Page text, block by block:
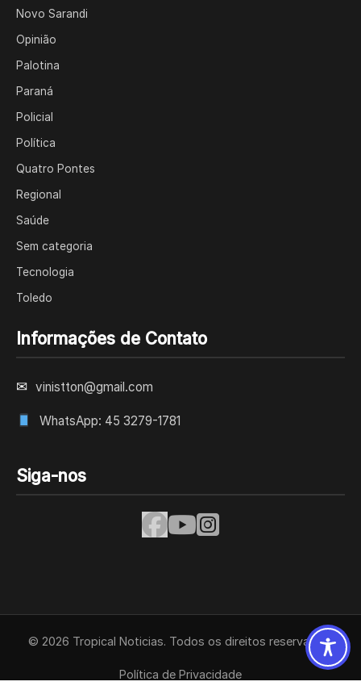
Novo Sarandi
Opinião
Palotina
Paraná
Policial
Política
Quatro Pontes
Regional
Saúde
Sem categoria
Tecnologia
Toledo
Informações de Contato
✉ vinistton@gmail.com
WhatsApp: 45 3279-1781
Siga-nos
© 2026 Tropical Noticias. Todos os direitos reservados.
Política de Privacidade